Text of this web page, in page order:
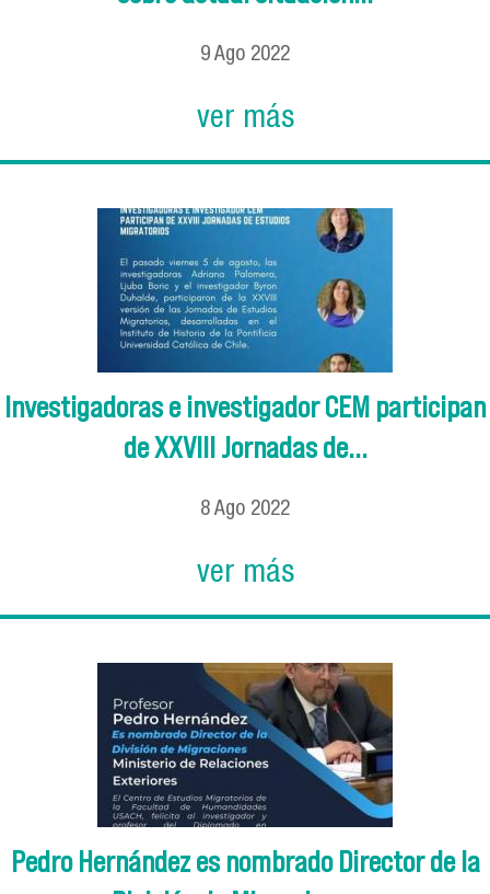
9 Ago 2022
ver más
Investigadoras e investigador CEM participan
de XXVIII Jornadas de...
8 Ago 2022
ver más
Pedro Hernández es nombrado Director de la